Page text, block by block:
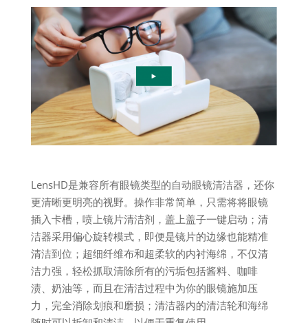
LensHD是兼容所有眼镜类型的自动眼镜清洁器，还你
更清晰更明亮的视野。操作非常简单，只需将将眼镜
插入卡槽，喷上镜片清洁剂，盖上盖子一键启动；清
洁器采用偏心旋转模式，即便是镜片的边缘也能精准
清洁到位；超细纤维布和超柔软的内衬海绵，不仅清
洁力强，轻松抓取清除所有的污垢包括酱料、咖啡
渍、奶油等，而且在清洁过程中为你的眼镜施加压
力，完全消除划痕和磨损；清洁器内的清洁轮和海绵